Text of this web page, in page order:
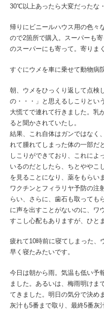
30℃以上あったら大変だったな
帰りにビニールハウス用の色々
ので2箇所で購入。スーパーも
のスーパーにも寄って。寄りま
すぐにウメを車に乗せて動物病
朝、ウメをひっくり返して点検
の・・・」と思えるしこりとい
大慌てで連れて行きました。乳
ると聞かされていたし。
結果、これ自体はガンではなく
れて腫れてしまった体の一部だ
しこりができており、これによ
いるのだとしたら、ちとややこ
を見ることになり、薬をもらい
ワクチンとフィラリヤ予防の注
らい、さらに、歯石も取っても
に声を出すことがないのに、ワ
すこし心配もありますが、ひと
疲れて10時前に寝てしまった、
早く寝たみたいです。
今日は朝から雨。気温も低い予
ました。あるいは、梅雨明け
てきました。明日の気分で決め
灰汁も5番まで取り、最終5番灰